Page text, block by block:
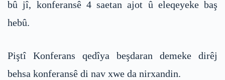
bû jî, konferansê 4 saetan ajot û eleqeyeke baş
hebû.
Piştî Konferans qedîya beşdaran demeke dirêj
behsa konferansê di nav xwe da nirxandin.